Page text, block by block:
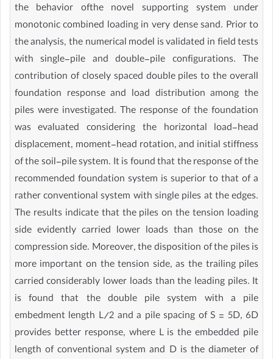
the behavior ofthe novel supporting system under
monotonic combined loading in very dense sand. Prior to
the analysis, the numerical model is validated in field tests
with single-pile and double-pile configurations. The
contribution of closely spaced double piles to the overall
foundation response and load distribution among the
piles were investigated. The response of the foundation
was evaluated considering the horizontal load-head
displacement, moment-head rotation, and initial stiffness
of the soil-pile system. It is found that the response of the
recommended foundation system is superior to that of a
rather conventional system with single piles at the edges.
The results indicate that the piles on the tension loading
side evidently carried lower loads than those on the
compression side. Moreover, the disposition of the piles is
more important on the tension side, as the trailing piles
carried considerably lower loads than the leading piles. It
is found that the double pile system with a pile
embedment length L/2 and a pile spacing of S = 5D, 6D
provides better response, where L is the embedded pile
length of conventional system and D is the diameter of